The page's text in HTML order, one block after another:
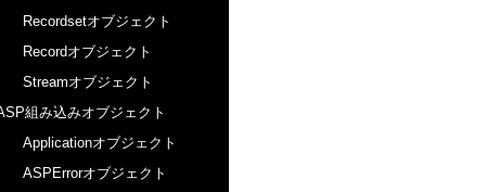
Recordsetオブジェクト
Recordオブジェクト
Streamオブジェクト
組み込みオブジェクト
Applicationオブジェクト
ASPErrorオブジェクト